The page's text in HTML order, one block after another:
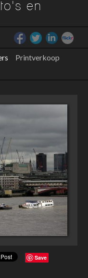
en
Printverkoop
Save